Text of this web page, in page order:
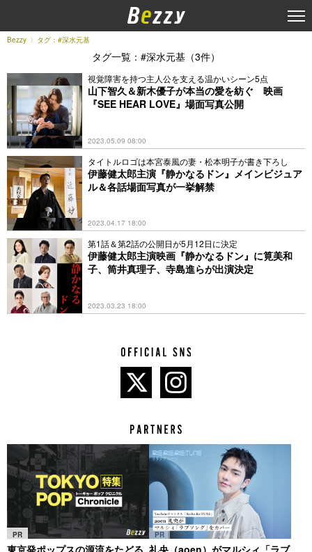
Bezzy タグ：#深水元基
タグ一覧：#深水元基（3件）
視覚障害を持つ主人公を支える温かいシーン5点
山下智久＆新木優子が本当の愛を紡ぐ 映画
『SEE HEAR LOVE』場面写真公開
2023.05.09 08:00
タイトルロゴは本宮泰風の妻・松本明子が書き下ろし
伊藤健太郎主演『静かなるドン』メインビジュア
ル＆各話場面写真が一挙解禁
2023.04.17 18:00
第1話＆第2話の公開日が5月12日に決定
伊藤健太郎主演映画『静かなるドン』に筧美和
子、筒井真理子、寺島進らが出演決定
2023.03.23 18:00
PR
東京発ポップスの源流をたどる
PR
礼央（aoen）がマルシィ「ラブ